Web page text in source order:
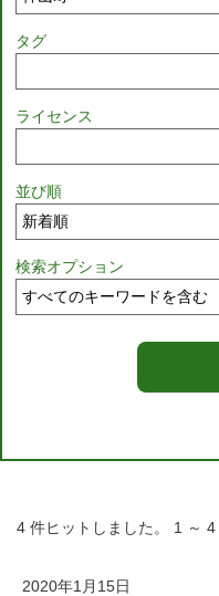
タグ
ライセンス
並び順
検索オプション
4 件ヒットしました。 1 ～ 4
2020年1月15日